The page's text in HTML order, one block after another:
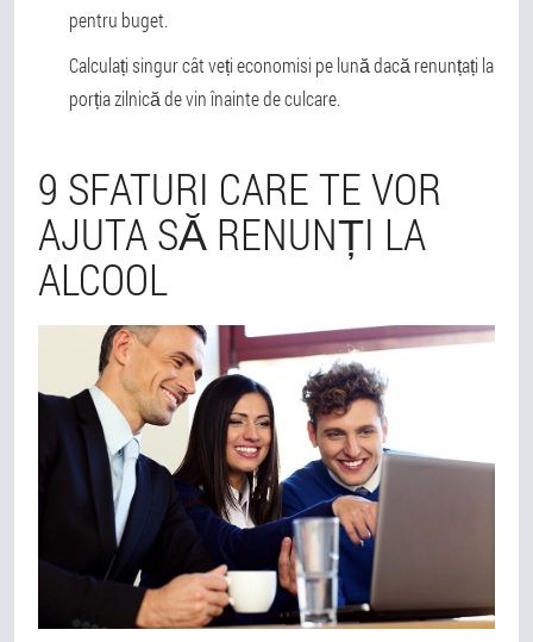
pentru buget.
Calculați singur cât veți economisi pe lună dacă renunțați la
porția zilnică de vin înainte de culcare.
9 SFATURI CARE TE VOR
AJUTA SĂ RENUNȚI LA
ALCOOL